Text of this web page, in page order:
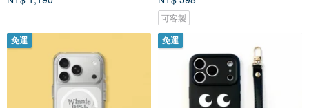
可客製
免運 免運